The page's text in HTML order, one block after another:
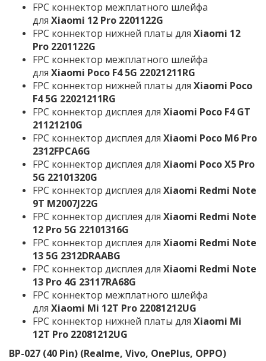
FPC коннектор межплатного шлейфа
для Xiaomi 12 Pro 2201122G
FPC коннектор нижней платы для Xiaomi 12
Pro 2201122G
FPC коннектор межплатного шлейфа
для Xiaomi Poco F4 5G 22021211RG
FPC коннектор нижней платы для Xiaomi Poco
F4 5G 22021211RG
FPC коннектор дисплея для Xiaomi Poco F4 GT
21121210G
FPC коннектор дисплея для Xiaomi Poco M6 Pro
2312FPCA6G
FPC коннектор дисплея для Xiaomi Poco X5 Pro
5G 22101320G
FPC коннектор дисплея для Xiaomi Redmi Note
9T M2007J22G
FPC коннектор дисплея для Xiaomi Redmi Note
12 Pro 5G 22101316G
FPC коннектор дисплея для Xiaomi Redmi Note
13 5G 2312DRAABG
FPC коннектор дисплея для Xiaomi Redmi Note
13 Pro 4G 23117RA68G
FPC коннектор межплатного шлейфа
для Xiaomi Mi 12T Pro 22081212UG
FPC коннектор нижней платы для Xiaomi Mi
12T Pro 22081212UG
BP-027 (40 Pin) (Realme, Vivo, OnePlus, OPPO)